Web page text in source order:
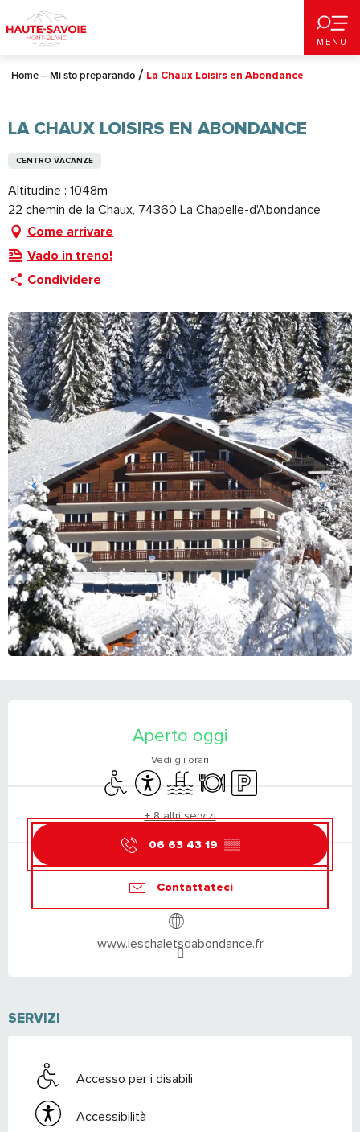
au
contenu
principal
MENU
Home – Mi sto preparando La Chaux Loisirs en Abondance
LA CHAUX LOISIRS EN ABONDANCE
CENTRO VACANZE
Altitudine : 1048m
22 chemin de la Chaux, 74360 La Chapelle-d'Abondance
Come arrivare
Vado in treno!
Condividere
Aperto oggi
Vedi gli orari
Accesso per i disabili
Accessibilità
PiscinaRistoranteParcheggio
+ 8 altri servizi
06 63 43 19 ▒▒
Contattateci
www.leschaletsdabondance.fr
SERVIZI
Accesso per i disabili
Accessibilità